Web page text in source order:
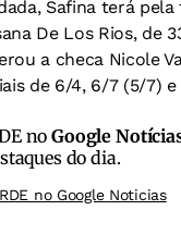
Safina terá
De Los Rios, de
a checa Nicole
de 6/4, 6/7 (5/7) e
noGoogle
do dia.
no Google Noticias